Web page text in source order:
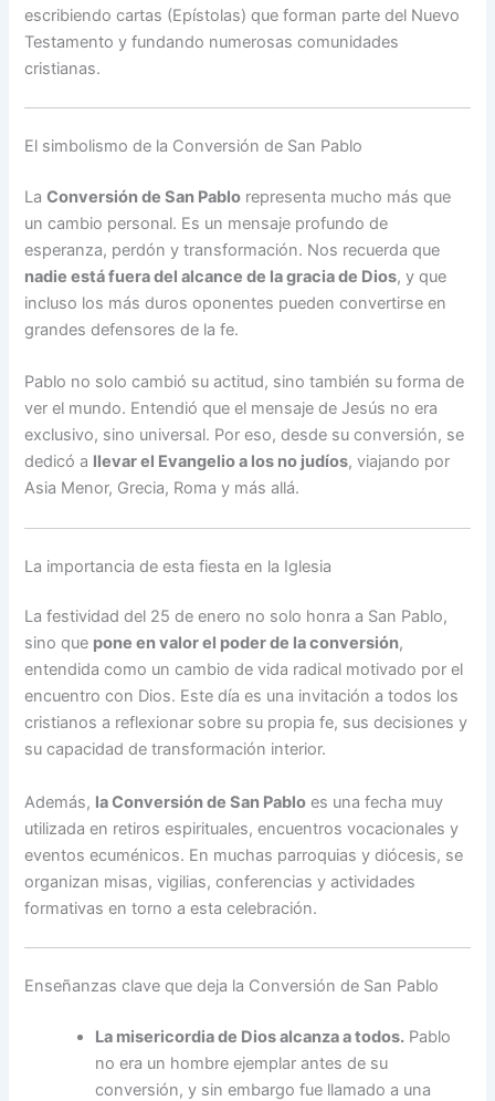
escribiendo cartas (Epístolas) que forman parte del Nuevo
Testamento y fundando numerosas comunidades
cristianas.
El simbolismo de la Conversión de San Pablo
LaConversión de San Pablo representa mucho más que
un cambio personal. Es un mensaje profundo de
esperanza, perdón y transformación. Nos recuerda que
nadie está fuera del alcance de la gracia de Dios, y que
incluso los más duros oponentes pueden convertirse en
grandes defensores de la fe.
Pablo no solo cambió su actitud, sino también su forma de
ver el mundo. Entendió que el mensaje de Jesús no era
exclusivo, sino universal. Por eso, desde su conversión, se
dedicó a llevar el Evangelio a los no judíos, viajando por
Asia Menor, Grecia, Roma y más allá.
La importancia de esta fiesta en la Iglesia
La festividad del 25 de enero no solo honra a San Pablo,
sino que pone en valor el poder de la conversión,
entendida como un cambio de vida radical motivado por el
encuentro con Dios. Este día es una invitación a todos los
cristianos a reflexionar sobre su propia fe, sus decisiones y
su capacidad de transformación interior.
Además, la Conversión de San Pablo es una fecha muy
utilizada en retiros espirituales, encuentros vocacionales y
eventos ecuménicos. En muchas parroquias y diócesis, se
organizan misas, vigilias, conferencias y actividades
formativas en torno a esta celebración.
Enseñanzas clave que deja la Conversión de San Pablo
La misericordia de Dios alcanza a todos. Pablo
no era un hombre ejemplar antes de su
conversión, y sin embargo fue llamado a una